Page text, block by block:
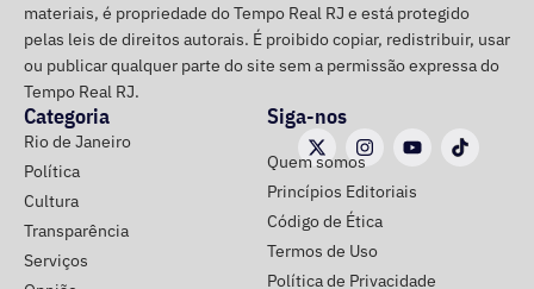
Caso seja necessário, a concessionária pode estender o
horário de funcionamento dos trens, de forma a contribuir
para que os passageiros possam retornar para suas
casas com segurança. Além disso, a orientação é que os
passageiros acompanhem os canais oficiais da TrensRJ
e, em caso de alterações na circulação, sigam as
orientações das equipes que atuam nas estações e nos
trens
materiais, é propriedade do Tempo Real RJ e está protegido
pelas leis de direitos autorais. É proibido copiar, redistribuir, usar
ou publicar qualquer parte do site sem a permissão expressa do
Tempo Real RJ.
Categoria
Rio de Janeiro
Política
Cultura
Transparência
Serviços
Siga-nos
Quem somos
Princípios Editoriais
Código de Ética
Termos de Uso
Política de Privacidade